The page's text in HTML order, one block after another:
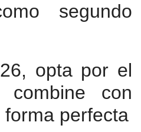
segundo
opta por el
combine con
perfecta